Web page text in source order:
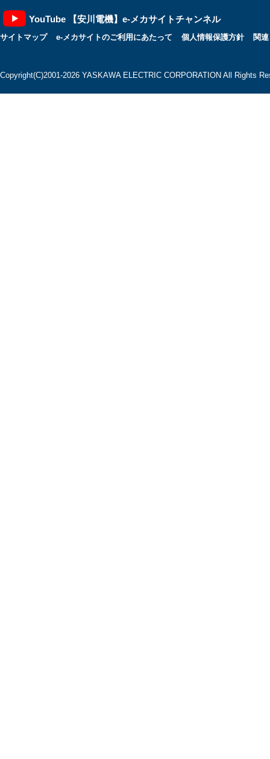
YouTube 【安川電機】e-メカサイトチャンネル
サイトマップ e-メカサイトのご利用にあたって 個人情報保護方針 関
Copyright(C)2001‐2026 YASKAWA ELECTRIC CORPORATION All Rights